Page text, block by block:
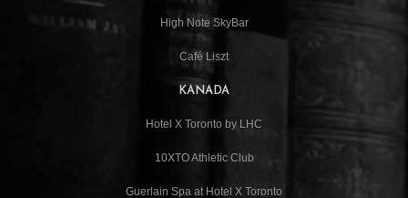
High Note SkyBar
Café Liszt
KANADA
Hotel X Toronto by LHC
10XTO Athletic Club
Guerlain Spa at Hotel X Toronto